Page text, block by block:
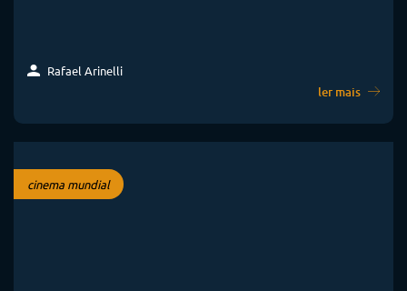
Rafael Arinelli
ler mais
cinema mundial